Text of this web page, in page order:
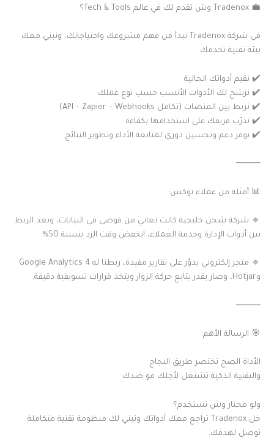
💼 Tradenox وش تقدم لك في عالم Tech & Tools؟
في شركة Tradenox نبدأ من فهم مشروعك واحتياجاتك، ونبني معك
بيئة تقنية تخدمك.
✔️ نقيم أدواتك الحالية
✔️ نرشح لك الأدوات الأنسب حسب نوع عملك
✔️ نربط بين المنصات (تكامل API – Zapier – Webhooks)
✔️ ندرّب فريقك على استخدامها بكفاءة
✔️ نوفر دعم وتحسين دوري لمتابعة الأداء وتطوير النتائج
⸻
📊 أمثلة من عملاء نوكس:
🔹 شركة شحن خليجية كانت تعاني من فوضى في البيانات، وبعد الربط
بين أدوات الإدارة وخدمة العملاء، انخفض وقت الرد بنسبة 50%.
🔹 متجر إلكتروني يدوّر على تقارير مفيدة، ربطنا له Google Analytics 4
وHotjar، وصار يقدر يتابع حركة الزوار ويتخذ قرارات تسويقية دقيقة.
⸻
🎯 الرسالة الأهم:
الأداة الصح تختصر طريق النجاح
والتقنية الذكية تشتغل لأجلك مو ضدك
ولو محتار وش تستخدم؟
خل Tradenox تراجع معك أدواتك وتبني لك منظومة تقنية متكاملة
توصل لهدفك.